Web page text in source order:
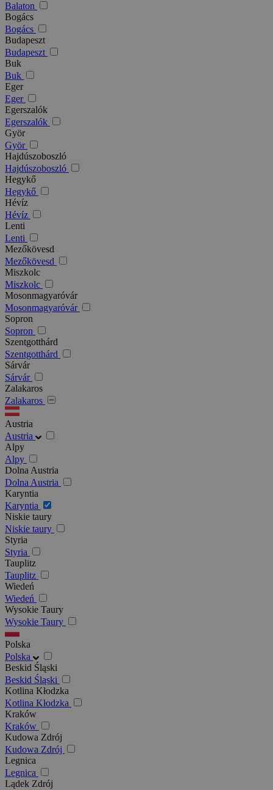
Balaton
Bogács
Bogács
Budapeszt
Budapeszt
Buk
Buk
Eger
Eger
Egerszalók
Egerszalók
Györ
Györ
Hajdúszoboszló
Hajdúszoboszló
Hegykő
Hegykő
Hévíz
Hévíz
Lenti
Lenti
Mezőkövesd
Mezőkövesd
Miszkolc
Miszkolc
Mosonmagyaróvár
Mosonmagyaróvár
Sopron
Sopron
Szentgotthárd
Szentgotthárd
Sárvár
Sárvár
Zalakaros
Zalakaros
Austria
Austria
Alpy
Alpy
Dolna Austria
Dolna Austria
Karyntia
Karyntia
Niskie taury
Niskie taury
Styria
Styria
Tauplitz
Tauplitz
Wiedeń
Wiedeń
Wysokie Taury
Wysokie Taury
Polska
Polska
Beskid Śląski
Beskid Śląski
Kotlina Kłodzka
Kotlina Kłodzka
Kraków
Kraków
Kudowa Zdrój
Kudowa Zdrój
Legnica
Legnica
Lądek Zdrój